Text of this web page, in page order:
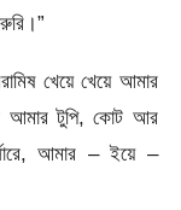
খেয়ে খেয়ে আমার
আমার টুপি, কোট আর
আমার – ইয়ে –